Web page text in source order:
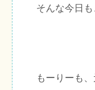
そんな今日
もーりーも